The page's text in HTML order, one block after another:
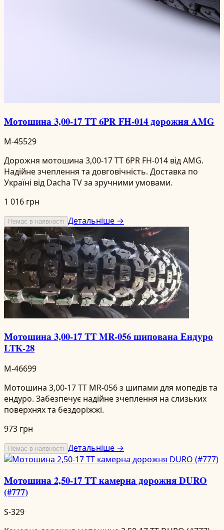
Мотошина 3,00-17 TT 6PR FH-014 дорожня AMG
M-45529
Дорожня мотошина 3,00-17 TT 6PR FH-014 від AMG.
Надійне зчеплення та довговічність. Доставка по
Україні від Dacha TV за зручними умовами.
1 016 грн
Немає в наявності Детальніше →
Мотошина 3,00-17 TT MR-056 шипована Ендуро
LTK-28
M-46699
Мотошина 3,00-17 TT MR-056 з шипами для мопедів та
ендуро. Забезпечує надійне зчеплення на слизьких
поверхнях та бездоріжжі.
973 грн
Немає в наявності Детальніше →
Мотошина 2,50-17 TT камерна дорожня DURO
(#777)
S-329